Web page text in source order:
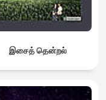
இசைத் தென்றல்